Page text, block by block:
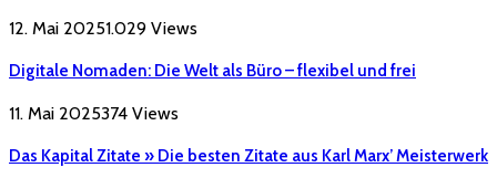
12. Mai 20251.029 Views
Digitale Nomaden: Die Welt als Büro – flexibel und frei
11. Mai 2025374 Views
Das Kapital Zitate » Die besten Zitate aus Karl Marx’ Meisterwerk